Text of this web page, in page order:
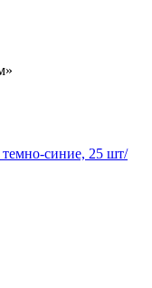
синие, 25 шт/